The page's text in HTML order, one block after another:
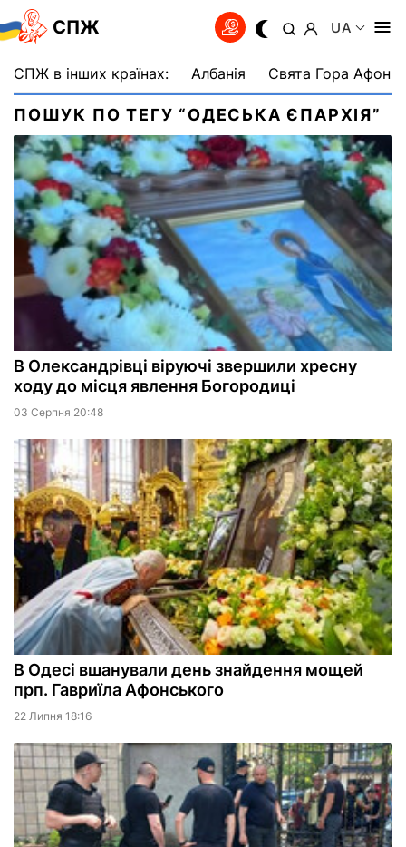
СПЖ UA
СПЖ в інших країнах: Албанія Свята Гора Афон
ПОШУК ПО ТЕГУ “ОДЕСЬКА ЄПАРХІЯ”
В Олександрівці віруючі звершили хресну
ходу до місця явлення Богородиці
03 Серпня 20:48
В Одесі вшанували день знайдення мощей
прп. Гавриїла Афонського
22 Липня 18:16